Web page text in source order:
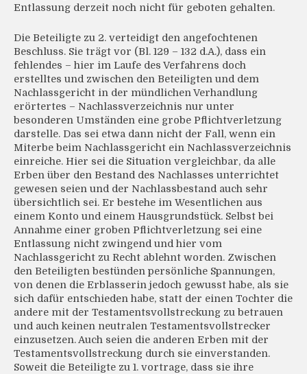
Entlassung derzeit noch nicht für geboten gehalten.
Die Beteiligte zu 2. verteidigt den angefochtenen
Beschluss. Sie trägt vor (Bl. 129 – 132 d.A.), dass ein
fehlendes – hier im Laufe des Verfahrens doch
erstelltes und zwischen den Beteiligten und dem
Nachlassgericht in der mündlichen Verhandlung
erörtertes – Nachlassverzeichnis nur unter
besonderen Umständen eine grobe Pflichtverletzung
darstelle. Das sei etwa dann nicht der Fall, wenn ein
Miterbe beim Nachlassgericht ein Nachlassverzeichnis
einreiche. Hier sei die Situation vergleichbar, da alle
Erben über den Bestand des Nachlasses unterrichtet
gewesen seien und der Nachlassbestand auch sehr
übersichtlich sei. Er bestehe im Wesentlichen aus
einem Konto und einem Hausgrundstück. Selbst bei
Annahme einer groben Pflichtverletzung sei eine
Entlassung nicht zwingend und hier vom
Nachlassgericht zu Recht ablehnt worden. Zwischen
den Beteiligten bestünden persönliche Spannungen,
von denen die Erblasserin jedoch gewusst habe, als sie
sich dafür entschieden habe, statt der einen Tochter die
andere mit der Testamentsvollstreckung zu betrauen
und auch keinen neutralen Testamentsvollstrecker
einzusetzen. Auch seien die anderen Erben mit der
Testamentsvollstreckung durch sie einverstanden.
Soweit die Beteiligte zu 1. vortrage, dass sie ihre